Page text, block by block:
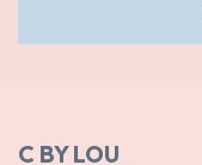
C BY LOU